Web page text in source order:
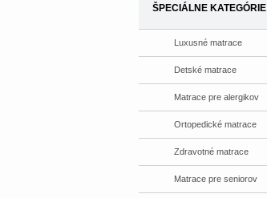
ŠPECIÁLNE KATEGÓRIE
Luxusné matrace
Detské matrace
Matrace pre alergikov
Ortopedické matrace
Zdravotné matrace
Matrace pre seniorov